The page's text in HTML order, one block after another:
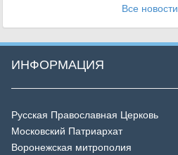
Все новости
ИНФОРМАЦИЯ
Русская Православная Церковь
Московский Патриархат
Воронежская митрополия